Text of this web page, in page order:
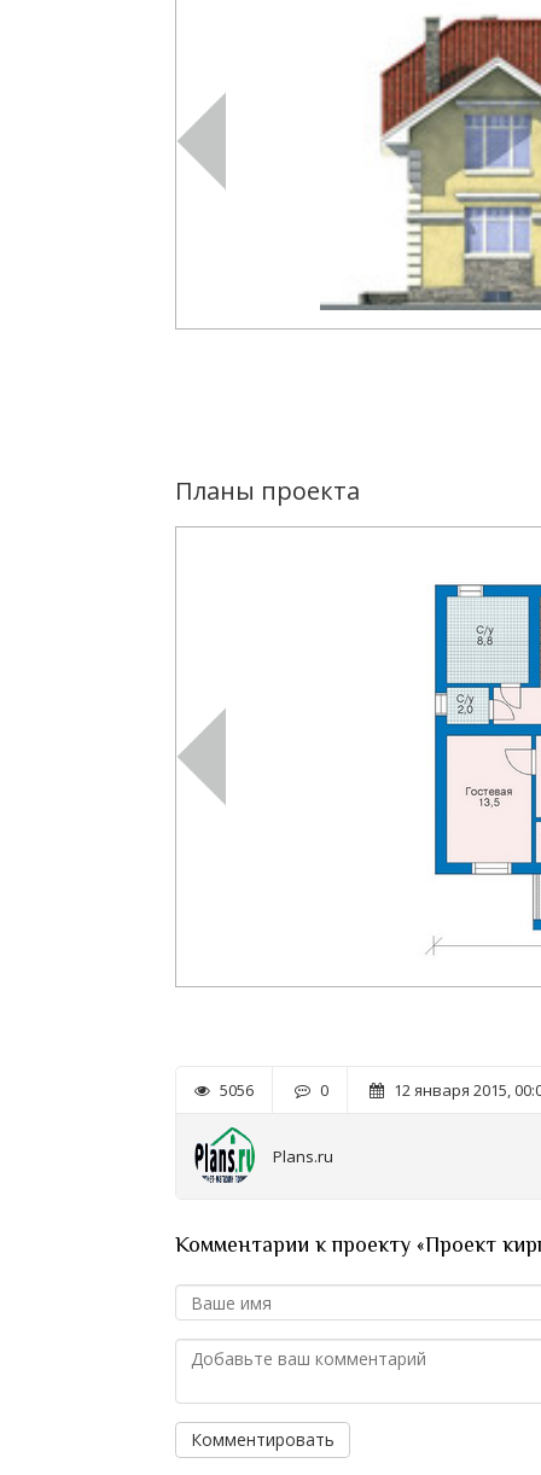
Планы проекта
5056 0 12 января 2015,
Plans.ru
Комментарии к проекту «Проект
Комментировать